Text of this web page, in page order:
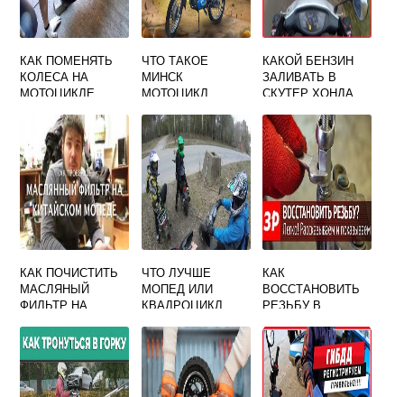
КАК ПОМЕНЯТЬ
КОЛЕСА НА
МОТОЦИКЛЕ
ЧТО ТАКОЕ
МИНСК
МОТОЦИКЛ
КАКОЙ БЕНЗИН
ЗАЛИВАТЬ В
СКУТЕР ХОНДА
КАК ПОЧИСТИТЬ
МАСЛЯНЫЙ
ФИЛЬТР НА
ЧТО ЛУЧШЕ
МОПЕД ИЛИ
КВАДРОЦИКЛ
КАК
ВОССТАНОВИТЬ
РЕЗЬБУ В
БЛОКЕ
ДВИГАТЕЛЯ НА
СКУТЕРЕ